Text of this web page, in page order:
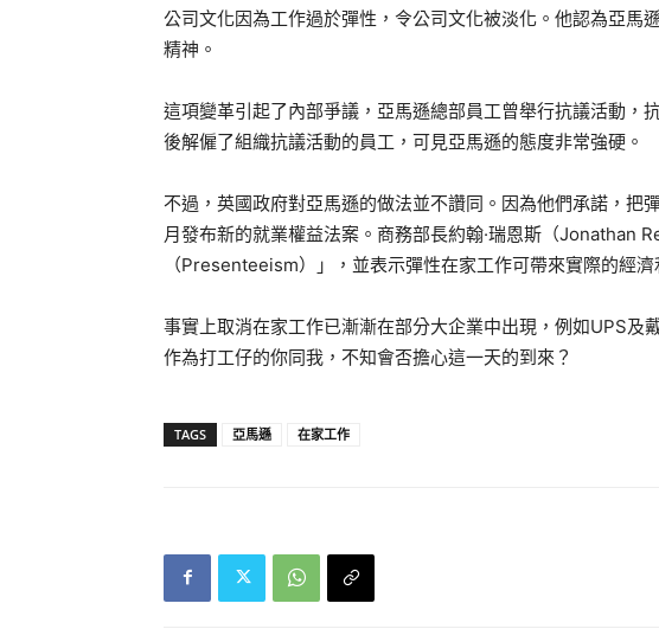
公司文化因為工作過於彈性，令公司文化被淡化。他認為亞馬
精神。
這項變革引起了內部爭議，亞馬遜總部員工曾舉行抗議活動，
後解僱了組織抗議活動的員工，可見亞馬遜的態度非常強硬。
不過，英國政府對亞馬遜的做法並不讚同。因為他們承諾，把
月發布新的就業權益法案。商務部長約翰·瑞恩斯（Jonathan
（Presenteeism）」，並表示彈性在家工作可帶來實際的經濟
事實上取消在家工作已漸漸在部分大企業中出現，例如UPS及
作為打工仔的你同我，不知會否擔心這一天的到來？
TAGS 亞馬遜 在家工作